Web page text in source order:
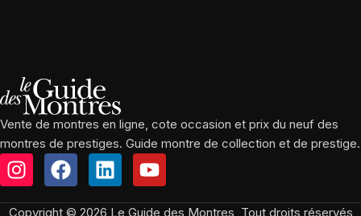
Vente de montres en ligne, cote occasion et prix du neuf des
montres de prestiges. Guide montre de collection et de prestige.
Copyright © 2026 Le Guide des Montres, Tout droits réservés